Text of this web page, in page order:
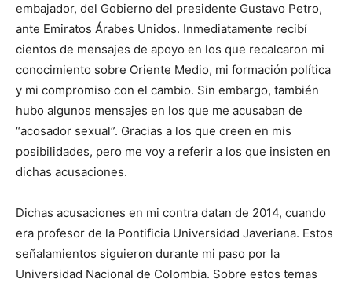
embajador, del Gobierno del presidente Gustavo Petro,
ante Emiratos Árabes Unidos. Inmediatamente recibí
cientos de mensajes de apoyo en los que recalcaron mi
conocimiento sobre Oriente Medio, mi formación política
y mi compromiso con el cambio. Sin embargo, también
hubo algunos mensajes en los que me acusaban de
“acosador sexual”. Gracias a los que creen en mis
posibilidades, pero me voy a referir a los que insisten en
dichas acusaciones.
Dichas acusaciones en mi contra datan de 2014, cuando
era profesor de la Pontificia Universidad Javeriana. Estos
señalamientos siguieron durante mi paso por la
Universidad Nacional de Colombia. Sobre estos temas